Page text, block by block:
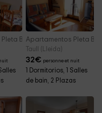
6 Bona- Bessiberri 7
Apartamentos Pleta
Taull (Lleida)
32€ personne et nuit
1 Dormitorios, 1 Salles
de bain, 2 Plazas